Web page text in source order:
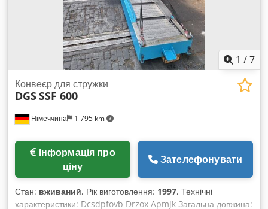
1 /7
Німеччина 1 795 km
Конвеєр для стружки
DGSSSF 600
ціну
Зателефонувати
Стан: вживаний, Рік виготовлення: 1997, Технічні
характеристики: Dcsdpfovb Drzox Apmjk Загальна довжина: